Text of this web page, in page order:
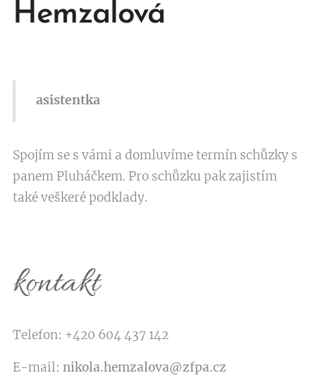
Hemzalová
asistentka
Spojím se s vámi a domluvíme termín schůzky s
panem Pluháčkem. Pro schůzku pak zajistím
také veškeré podklady.
kontakt
Telefon: +420 604 437 142
E-mail: nikola.hemzalova@zfpa.cz